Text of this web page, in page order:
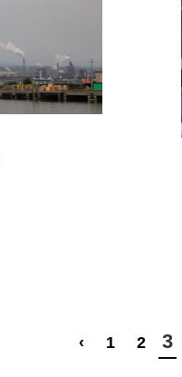
‹ 1 2 3